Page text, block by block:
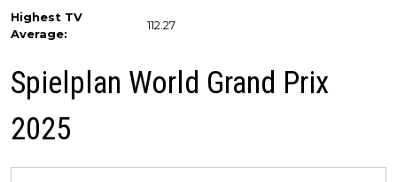
Highest TV
Average:
112.27
Spielplan World Grand Prix
2025